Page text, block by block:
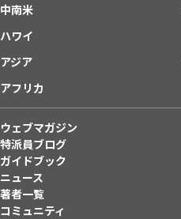
中南米
ハワイ
アジア
アフリカ
ウェブマガジン
特派員ブログ
ガイドブック
ニュース
著者一覧
コミュニティ